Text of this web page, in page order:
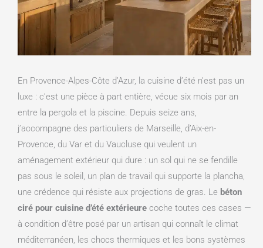
En Provence-Alpes-Côte d’Azur, la cuisine d’été n’est pas un
luxe : c’est une pièce à part entière, vécue six mois par an
entre la pergola et la piscine. Depuis seize ans,
j’accompagne des particuliers de Marseille, d’Aix-en-
Provence, du Var et du Vaucluse qui veulent un
aménagement extérieur qui dure : un sol qui ne se fendille
pas sous le soleil, un plan de travail qui supporte la plancha,
une crédence qui résiste aux projections de gras. Le béton
ciré pour cuisine d’été extérieure coche toutes ces cases —
à condition d’être posé par un artisan qui connaît le climat
méditerranéen, les chocs thermiques et les bons systèmes